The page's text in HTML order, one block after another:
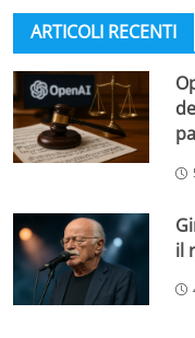
ARTICOLI RECENTI
il